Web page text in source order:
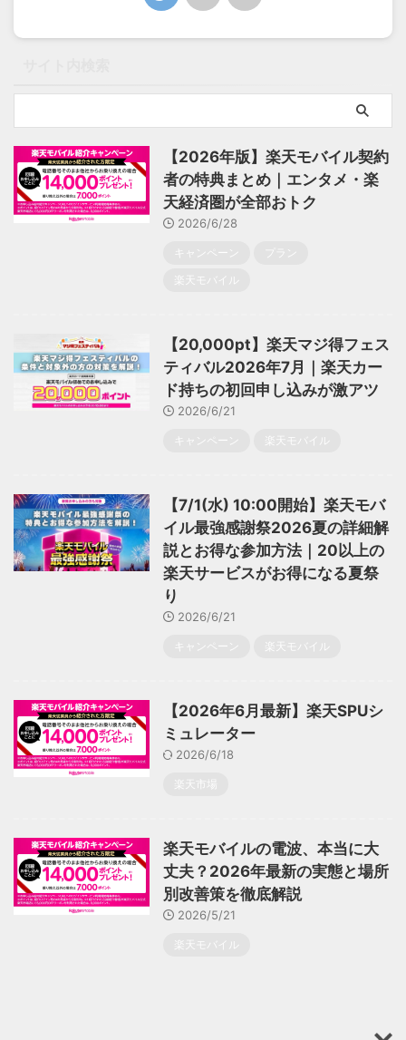
【2026年版】楽天モバイル契約
者の特典まとめ｜エンタメ・楽
天経済圏が全部おトク
2026/6/28
キャンペーン
プラン
楽天モバイル
【20,000pt】楽天マジ得フェス
ティバル2026年7月｜楽天カー
ド持ちの初回申し込みが激アツ
2026/6/21
キャンペーン 楽天モバイル
【7/1(水) 10:00開始】楽天モバ
イル最強感謝祭2026夏の詳細解
説とお得な参加方法｜20以上の
楽天サービスがお得になる夏祭
り
2026/6/21
キャンペーン 楽天モバイル
【2026年6月最新】楽天SPUシ
ミュレーター
2026/6/18
楽天市場
楽天モバイルの電波、本当に大
丈夫？2026年最新の実態と場所
別改善策を徹底解説
2026/5/21
楽天モバイル